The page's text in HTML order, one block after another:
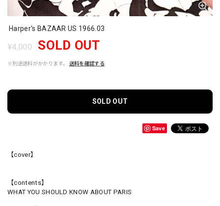
Harper's BAZAAR US 1966.03
¥4,000 SOLD OUT
※別途送料がかかります。 送料を確認する
SOLD OUT
Save
【cover】
【contents】
WHAT YOU SHOULD KNOW ABOUT PARIS